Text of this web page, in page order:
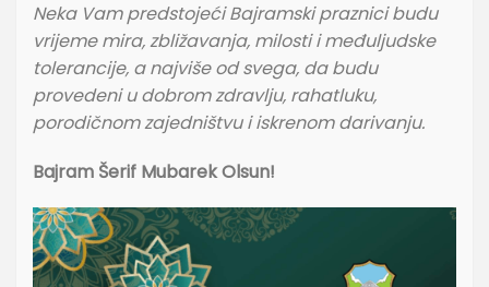
Neka Vam predstojeći Bajramski praznici budu
vrijeme mira, zbližavanja, milosti i međuljudske
tolerancije, a najviše od svega, da budu
provedeni u dobrom zdravlju, rahatluku,
porodičnom zajedništvu i iskrenom darivanju.
Bajram Šerif Mubarek Olsun!